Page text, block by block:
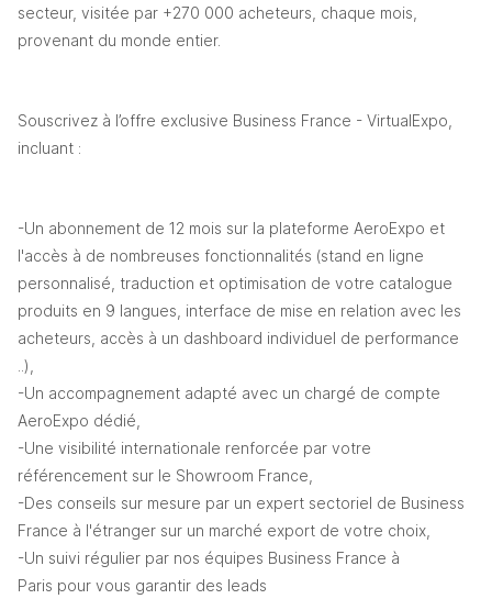
secteur, visitée par +270 000 acheteurs, chaque mois,
provenant du monde entier.
Souscrivez à l’offre exclusive Business France - VirtualExpo,
incluant :
-Un abonnement de 12 mois sur la plateforme AeroExpo et
l'accès à de nombreuses fonctionnalités (stand en ligne
personnalisé, traduction et optimisation de votre catalogue
produits en 9 langues, interface de mise en relation avec les
acheteurs, accès à un dashboard individuel de performance
..),
-Un accompagnement adapté avec un chargé de compte
AeroExpo dédié,
-Une visibilité internationale renforcée par votre
référencement sur le Showroom France,
-Des conseils sur mesure par un expert sectoriel de Business
France à l'étranger sur un marché export de votre choix,
-Un suivi régulier par nos équipes Business France à
Paris pour vous garantir des leads